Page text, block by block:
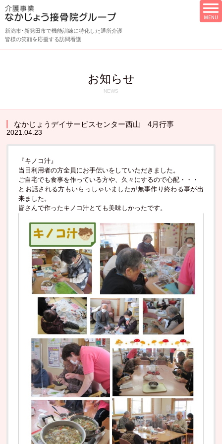
新潟市･新発田市で機能訓練に特化した通所介護
皆様の笑顔を応援する訪問看護
お知らせ
NEWS
なかじょうデイサービスセンター西山 4月行事
2021.04.23
『キノコ汁』
当日利用者の方全員にお手伝いをしていただきました。
ご自宅でも食事を作っている方や、久々にするので心配・・・
とお話される方もいらっしゃいましたが無事作り終わる事が出
来ました。
皆さんで作ったキノコ汁とても美味しかったです。